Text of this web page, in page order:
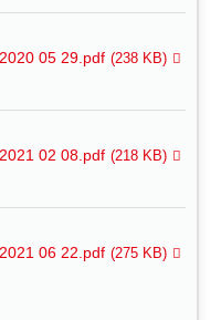
05 29.pdf (238 KB)
02 08.pdf (218 KB)
06 22.pdf (275 KB)